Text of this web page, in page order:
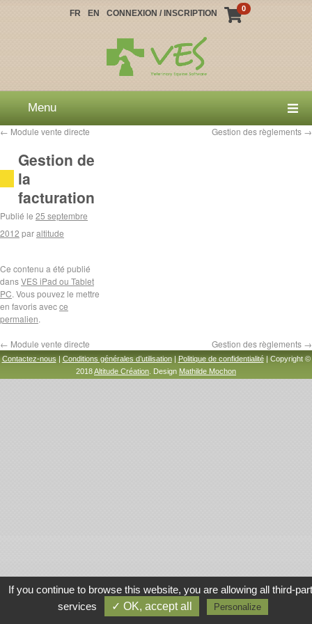
FR EN CONNEXION / INSCRIPTION 0
Menu
← Module vente directe Gestion des règlements →
Gestion de
la
facturation
Publié le 25 septembre
2012 paraltitude
Ce contenu a été publié
dansVES iPad ou Tablet
PC. Vous pouvez le mettre
en favoris avecce
permalien.
← Module vente directe Gestion des règlements →
Contactez-nous| Conditions générales d’utilisation|Politique de confidentialité| Copyright ©
2018Altitude Création . Design Mathilde Mochon
If you continue to browse this website, you are allowing all third-
services
✓ OK, accept all Personalize